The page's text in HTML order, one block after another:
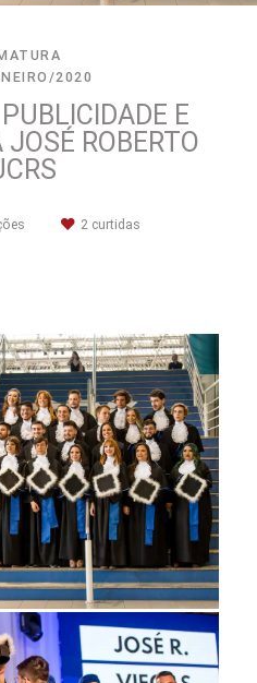
2020
E
ROBERTO
2 curtidas